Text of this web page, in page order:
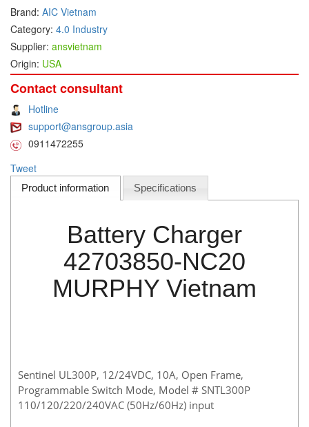
Delmhorst VietNam
DELTA
Delta Ohm
Delta sensor
Delta-mobrey
DEMA Engineering/ Foam- IT
DESAX
DET-TRONICS
Dias Infrared
DINA Elektronik
Doctor Led Vietnam
DOLD - Autho ANS
Brand: AIC Vietnam
Category: 4.0 Industry
Supplier: ansvietnam
Origin: USA
Contact consultant
Hotline
support@ansgroup.asia
0911472255
Tweet
Product information Specifications
Battery Charger
42703850-NC20
MURPHY Vietnam
Sentinel UL300P, 12/24VDC, 10A, Open Frame,
Programmable Switch Mode, Model # SNTL300P
110/120/220/240VAC (50Hz/60Hz) input